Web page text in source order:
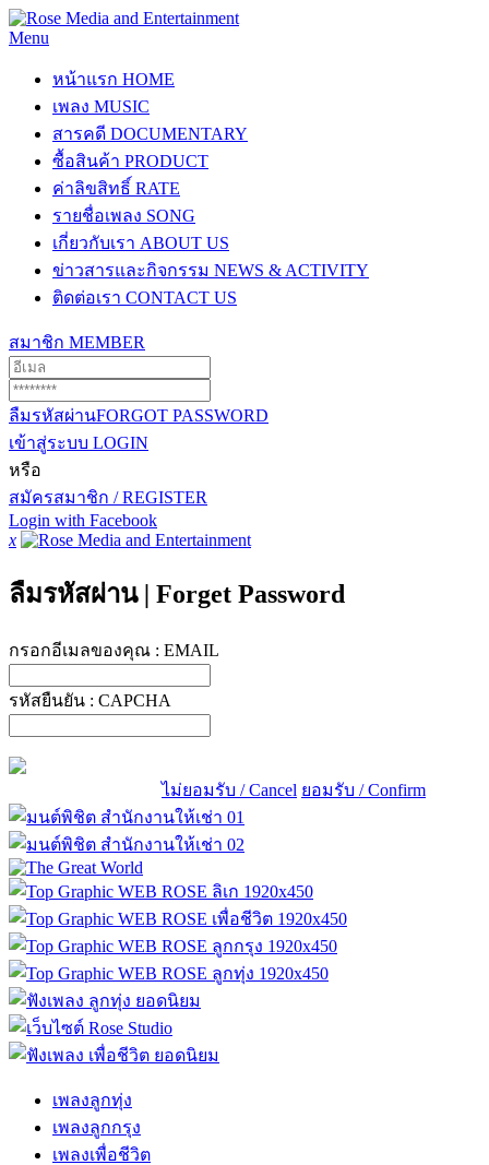
Menu
หน้าแรก HOME
เพลง MUSIC
สารคดี DOCUMENTARY
ซื้อสินค้า PRODUCT
ค่าลิขสิทธิ์ RATE
รายชื่อเพลง SONG
เกี่ยวกับเรา ABOUT US
ข่าวสารและกิจกรรม NEWS & ACTIVITY
ติดต่อเรา CONTACT US
สมาชิก MEMBER
ลืมรหัสผ่านFORGOT PASSWORD
เข้าสู่ระบบ LOGIN
หรือ
สมัครสมาชิก / REGISTER
Login with Facebook
x
ลืมรหัสผ่าน | Forget Password
กรอกอีเมลของคุณ : EMAIL
รหัสยืนยัน : CAPCHA
ไม่ยอมรับ / Cancel ยอมรับ / Confirm
เพลงลูกทุ่ง
เพลงลูกกรุง
เพลงเพื่อชีวิต